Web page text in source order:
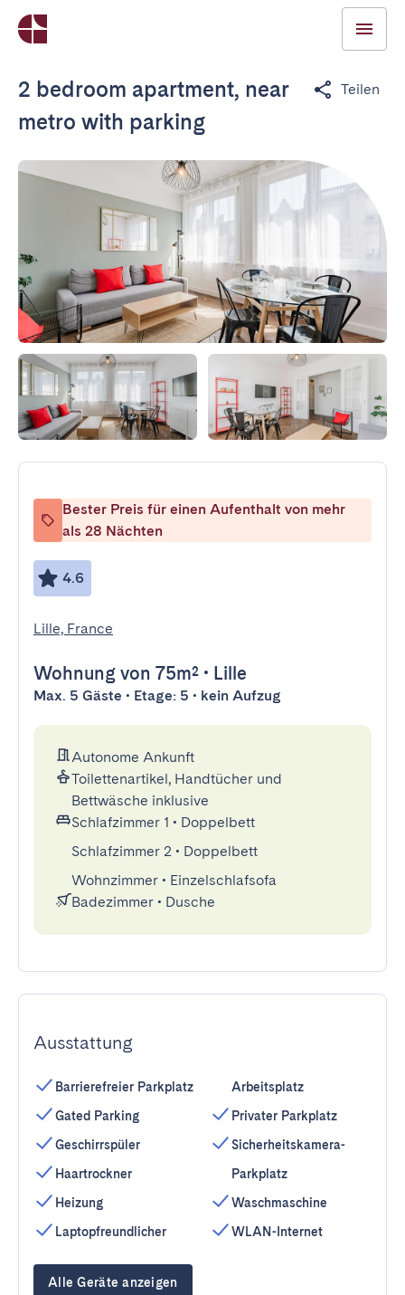
2 bedroom apartment, near
metro with parking
Teilen
Bester Preis für einen Aufenthalt von mehr
als 28 Nächten
4.6
Lille, France
Wohnung von 75m² • Lille
Max. 5 Gäste • Etage: 5 • kein Aufzug
Autonome Ankunft
Toilettenartikel, Handtücher und
Bettwäsche inklusive
Schlafzimmer 1 • Doppelbett
Schlafzimmer 2 • Doppelbett
Wohnzimmer • Einzelschlafsofa
Badezimmer • Dusche
Ausstattung
Barrierefreier Parkplatz
Gated Parking
Geschirrspüler
Haartrockner
Heizung
Laptopfreundlicher
Arbeitsplatz
Privater Parkplatz
Sicherheitskamera-
Parkplatz
Waschmaschine
WLAN-Internet
Alle Geräte anzeigen